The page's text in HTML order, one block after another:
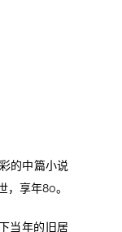
的中篇小说
，享年80。
当年的旧居